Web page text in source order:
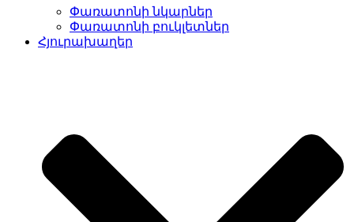
Փառատոնի նկարներ
Փառատոնի բուկլետներ
Հյուրախաղեր